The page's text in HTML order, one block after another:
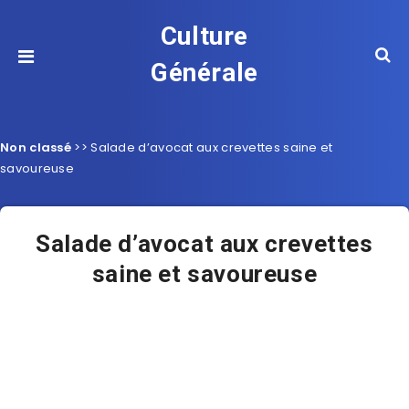
Culture
Générale
Non classé >>Salade d’avocat aux crevettes saine et
savoureuse
Salade d’avocat aux crevettes
saine et savoureuse